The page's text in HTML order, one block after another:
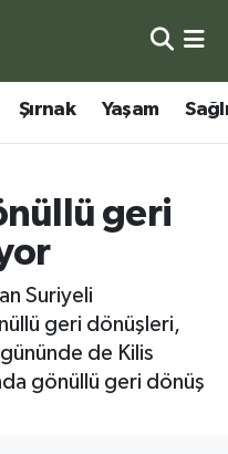
Şırnak Yaşam
geri
Suriyeli
geri dönüşleri,
de Kilis
gönüllü geri dönüş
Fikstür